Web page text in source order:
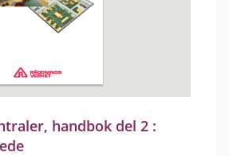
handbok del 2 :